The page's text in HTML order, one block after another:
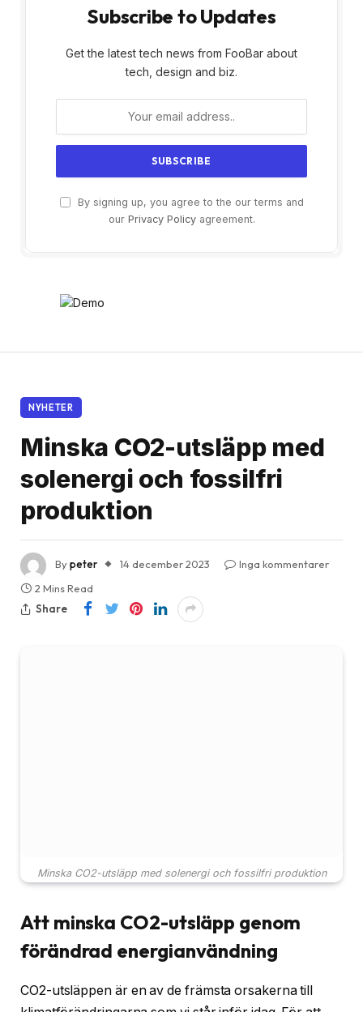
Subscribe to Updates
Get the latest tech news from FooBar about
tech, design and biz.
By signing up, you agree to the our terms and
our Privacy Policyagreement.
NYHETER
Minska CO2-utsläpp med
solenergi och fossilfri
produktion
Bypeter 14 december 2023
Inga kommentarer
2 Mins Read
Share
Minska CO2-utsläpp med solenergi och fossilfri produktion
Att minska CO2-utsläpp genom
förändrad energianvändning
CO2-utsläppen är en av de främsta orsakerna till